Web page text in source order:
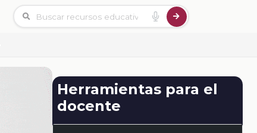
Herramientas para el
docente